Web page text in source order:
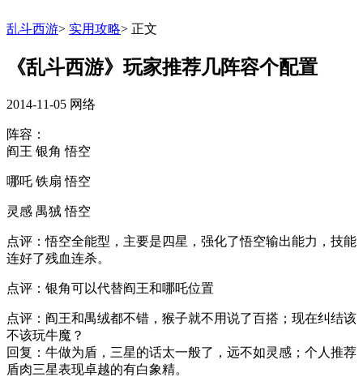
乱斗西游> 实用攻略> 正文
《乱斗西游》玩家推荐几阵容个配置
2014-11-05 网络
阵容：
阎王 银角 悟空
哪吒 铁扇 悟空
灵感 禺狨 悟空
点评：悟空全能型，主要是四星，强化了悟空输出能力，技能
连好了残血连杀。
点评：银角可以代替阎王和哪吒位置
点评：阎王和禺绒都不错，猴子就不用说了百搭；现在纠结该
不该玩牛魔？
回复：牛做为盾，三星的话太一般了，远不如灵感；个人推荐
盾肉三星表现卓越的有白象精。